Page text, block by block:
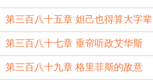
第三百八十五章 妲己也得算大字辈
吧
第三百八十七章 垂帘听政艾华斯
第三百八十九章 格里菲斯的敌意